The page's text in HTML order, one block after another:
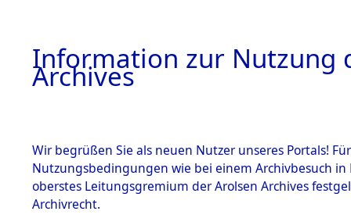
Information zur Nutzung
Archives
Wir begrüßen Sie als neuen Nutzer unseres Portals!
Nutzungsbedingungen wie bei einem Archivbesuch
oberstes Leitungsgremium der Arolsen Archives
Archivrecht.